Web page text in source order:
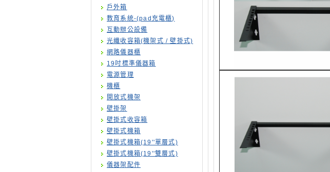
戶外箱
教育系統-(pad充電櫃)
互動辦公設備
光纖收容箱(機架式 / 壁掛式)
網路儀器櫃
19吋標準儀器箱
電源管理
機櫃
開放式機架
壁掛架
壁掛式收容箱
壁掛式機箱
壁掛式機箱(19''單層式)
壁掛式機箱(19''雙層式)
儀器架配件